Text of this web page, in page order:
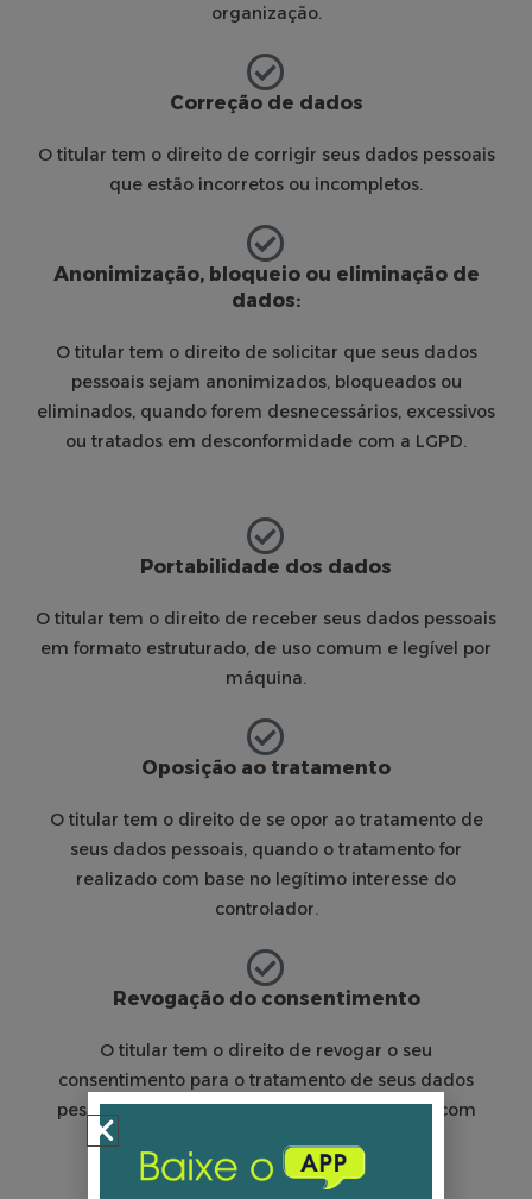
organização.
Correção de dados
O titular tem o direito de corrigir seus dados pessoais
que estão incorretos ou incompletos.
Anonimização, bloqueio ou eliminação de
dados:
O titular tem o direito de solicitar que seus dados
pessoais sejam anonimizados, bloqueados ou
eliminados, quando forem desnecessários, excessivos
ou tratados em desconformidade com a LGPD.
Portabilidade dos dados
O titular tem o direito de receber seus dados pessoais
em formato estruturado, de uso comum e legível por
máquina.
Oposição ao tratamento
O titular tem o direito de se opor ao tratamento de
seus dados pessoais, quando o tratamento for
realizado com base no legítimo interesse do
controlador.
Revogação do consentimento
O titular tem o direito de revogar o seu
consentimento para o tratamento de seus dados
pessoais, quando o tratamento for realizado com